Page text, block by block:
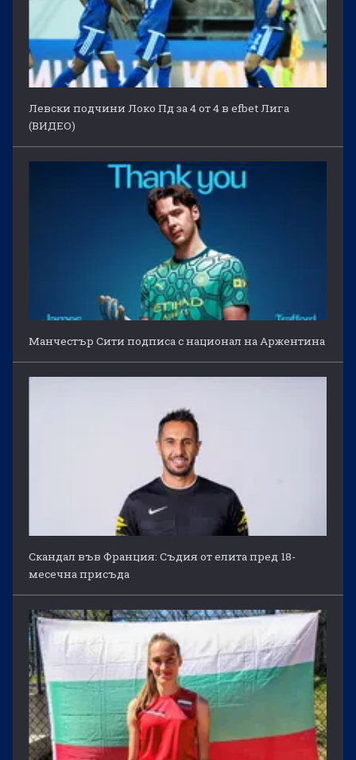
Левски подчини Локо Пд за 4 от 4 в efbet Лига
(ВИДЕО)
Манчестър Сити подписа с национал на Аржентина
Скандал във Франция: Съдия от елита пред 18-
месечна присъда